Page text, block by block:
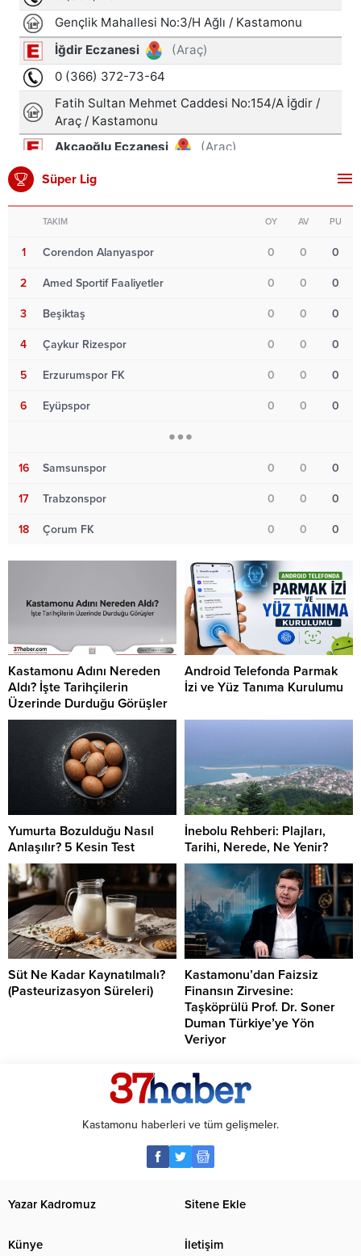
Süper Lig
TAKIM OY AV PU
1 Corendon Alanyaspor 0 0 0
2 Amed Sportif Faaliyetler 0 0 0
3 Beşiktaş 0 0 0
4 Çaykur Rizespor 0 0 0
5 Erzurumspor FK 0 0 0
6 Eyüpspor 0 0 0
16 Samsunspor 0 0 0
17 Trabzonspor 0 0 0
18 Çorum FK 0 0 0
Kastamonu Adını Nereden
Aldı? İşte Tarihçilerin
Üzerinde Durduğu Görüşler
Android Telefonda Parmak
İzi ve Yüz Tanıma Kurulumu
Yumurta Bozulduğu Nasıl
Anlaşılır? 5 Kesin Test
İnebolu Rehberi: Plajları,
Tarihi, Nerede, Ne Yenir?
Süt Ne Kadar Kaynatılmalı?
(Pasteurizasyon Süreleri)
Kastamonu’dan Faizsiz
Finansın Zirvesine:
Taşköprülü Prof. Dr. Soner
Duman Türkiye’ye Yön
Veriyor
Kastamonu haberleri ve tüm gelişmeler.
Yazar Kadromuz Sitene Ekle
Künye İletişim